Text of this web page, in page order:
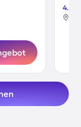
4.7